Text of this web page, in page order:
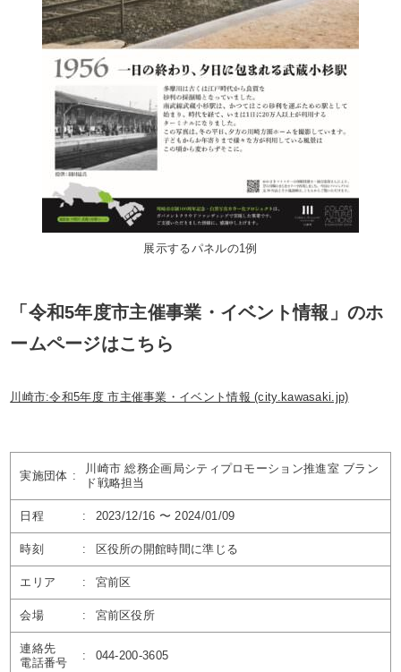
展示するパネルの1例
「令和5年度市主催事業・イベント情報」のホ
ームページはこちら
川崎市:令和5年度 市主催事業・イベント情報 (city.kawasaki.jp)
実施団体 :
川崎市 総務企画局シティプロモーション推進室 ブラン
ド戦略担当
日程 : 2023/12/16 〜 2024/01/09
時刻 : 区役所の開館時間に準じる
エリア : 宮前区
会場 : 宮前区役所
連絡先
電話番号
: 044-200-3605